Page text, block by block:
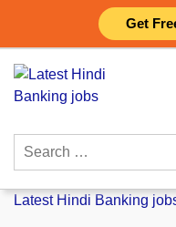
Get
content
Search
Latest Hindi Banking